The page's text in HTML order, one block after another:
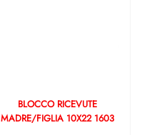
BLOCCO RICEVUTE
MADRE/FIGLIA 10X22 1603